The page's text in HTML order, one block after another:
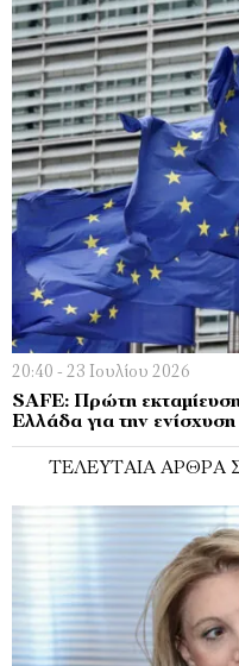
20:40 - 23 Ιουλίου 2026
SAFE: Πρώτη
Ελλάδα για την
ΤΕΛΕΥΤΑΊΑ ΆΡΘΡΑ